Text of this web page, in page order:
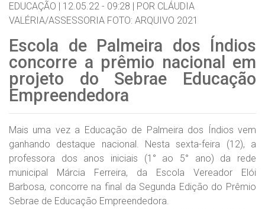
EDUCAÇÃO | 12.05.22 - 09:28 | POR CLÁUDIA
VALÉRIA/ASSESSORIA FOTO: ARQUIVO 2021
Escola de Palmeira dos Índios
concorre a prêmio nacional em
projeto do Sebrae Educação
Empreendedora
Mais uma vez a Educação de Palmeira dos Índios vem
ganhando destaque nacional. Nesta sexta-feira (12), a
professora dos anos iniciais (1° ao 5° ano) da rede
municipal Márcia Ferreira, da Escola Vereador Elói
Barbosa, concorre na final da Segunda Edição do Prêmio
Sebrae de Educação Empreendedora.